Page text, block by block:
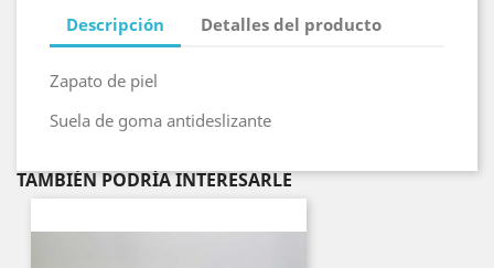
Descripción Detalles del producto
Zapato de piel
Suela de goma antideslizante
TAMBIÉN PODRÍA INTERESARLE